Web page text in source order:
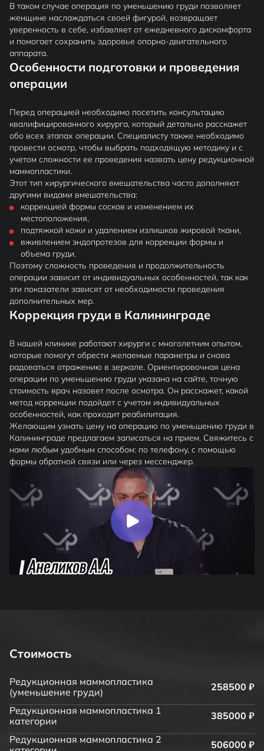
В таком случае операция по уменьшению груди позволяет
женщине наслаждаться своей фигурой, возвращает
уверенность в себе, избавляет от ежедневного дискомфорта
и помогает сохранить здоровье опорно-двигательного
аппарата.
Особенности подготовки и проведения
операции
Перед операцией необходимо посетить консультацию
квалифицированного хирурга, который детально расскажет
обо всех этапах операции. Специалисту также необходимо
провести осмотр, чтобы выбрать подходящую методику и с
учетом сложности ее проведения назвать цену редукционной
маммопластики.
Этот тип хирургического вмешательства часто дополняют
другими видами вмешательства:
коррекцией формы сосков и изменением их
местоположения,
подтяжкой кожи и удалением излишков жировой ткани,
вживлением эндопротезов для коррекции формы и
объема груди.
Поэтому сложность проведения и продолжительность
операции зависит от индивидуальных особенностей, так как
эти показатели зависят от необходимости проведения
дополнительных мер.
Коррекция груди в Калининграде
В нашей клинике работают хирурги с многолетним опытом,
которые помогут обрести желаемые параметры и снова
радоваться отражению в зеркале. Ориентировочная цена
операции по уменьшению груди указана на сайте, точную
стоимость врач назовет после осмотра. Он расскажет, какой
метод коррекции подойдет с учетом индивидуальных
особенностей, как проходит реабилитация.
Желающим узнать цену на операцию по уменьшению груди в
Калининграде предлагаем записаться на прием. Свяжитесь с
нами любым удобным способом: по телефону, с помощью
формы обратной связи или через мессенджер.
Стоимость
Редукционная маммопластика
(уменьшение груди)
258500 ₽
Редукционная маммопластика 1
категории
385000 ₽
Редукционная маммопластика 2
506000 ₽